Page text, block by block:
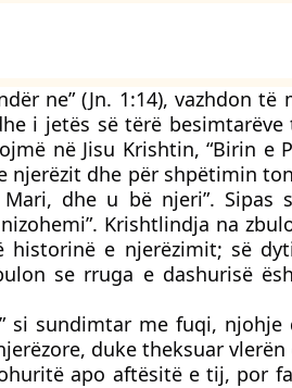
ne” (Jn. 1:14), vazhdon të
i jetës së tërë besimtarëve
në Jisu Krishtin, “Birin e
njerëzit dhe për shpëtimin
dhe u bë njeri”. Sipas
Krishtlindja na
historinë e njerëzimit; së
se rruga e dashurisë
si sundimtar me fuqi, njohje
duke theksuar vlerën
apo aftësitë e tij, por